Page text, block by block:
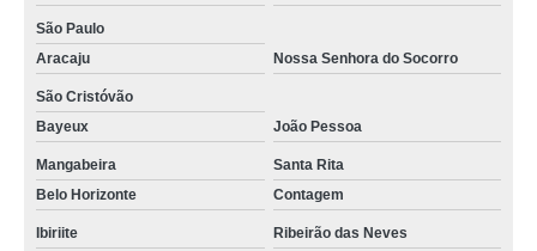
São Paulo
Aracaju
Nossa Senhora do Socorro
São Cristóvão
Bayeux
João Pessoa
Mangabeira
Santa Rita
Belo Horizonte
Contagem
Ibiriite Ribeirão das Neves